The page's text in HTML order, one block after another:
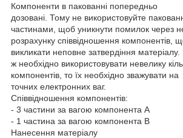
Компоненти в пакованні попередньо
дозовані. Тому не використовуйте
частинами, щоб уникнути помилок через
розрахунку співвідношення компонентів,
викликати неповне затвердіння
ж необхідно використовувати невелику
компонентів, то їх необхідно зважувати на
точних електронних ваг.
Співвідношення компонентів:
- 3 частини за вагою компонента А
- 1 частина за вагою компонента В
Нанесення матеріалу